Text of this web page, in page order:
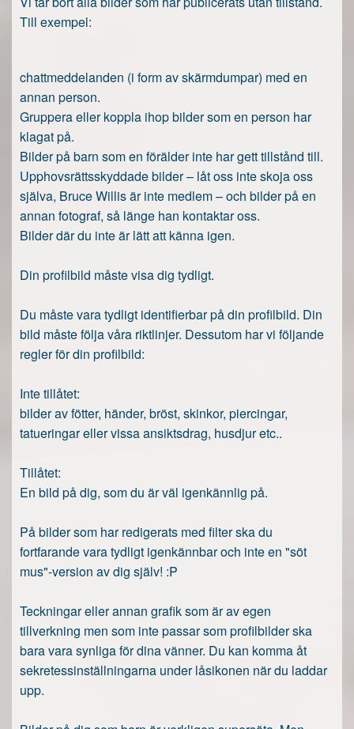
Till exempel:
chattmeddelanden (i form av skärmdumpar) med en
annan person.
Gruppera eller koppla ihop bilder som en person har
klagat på.
Bilder på barn som en förälder inte har gett tillstånd till.
Upphovsrättsskyddade bilder – låt oss inte skoja oss
själva, Bruce Willis är inte medlem – och bilder på en
annan fotograf, så länge han kontaktar oss.
Bilder där du inte är lätt att känna igen.
Din profilbild måste visa dig tydligt.
Du måste vara tydligt identifierbar på din profilbild. Din
bild måste följa våra riktlinjer. Dessutom har vi följande
regler för din profilbild:
Inte tillåtet:
bilder av fötter, händer, bröst, skinkor, piercingar,
tatueringar eller vissa ansiktsdrag, husdjur etc..
Tillåtet:
En bild på dig, som du är väl igenkännlig på.
På bilder som har redigerats med filter ska du
fortfarande vara tydligt igenkännbar och inte en "söt
mus"-version av dig själv! :P
Teckningar eller annan grafik som är av egen
tillverkning men som inte passar som profilbilder ska
bara vara synliga för dina vänner. Du kan komma åt
sekretessinställningarna under låsikonen när du laddar
upp.